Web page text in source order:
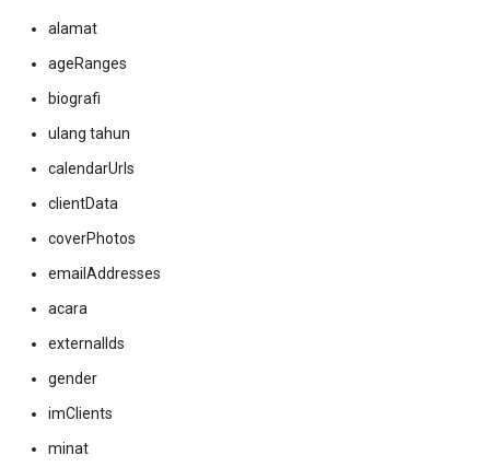
alamat
ageRanges
biografi
ulang tahun
calendarUrls
clientData
coverPhotos
emailAddresses
acara
externalIds
gender
imClients
minat